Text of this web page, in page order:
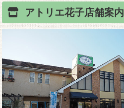
アトリエ花子店舗案内